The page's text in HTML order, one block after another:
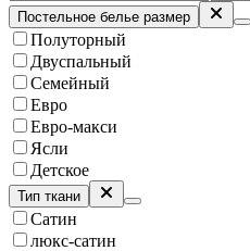
Постельное белье размер
Полуторный
Двуспальный
Семейный
Евро
Евро-макси
Ясли
Детское
Тип ткани
Сатин
люкс-сатин